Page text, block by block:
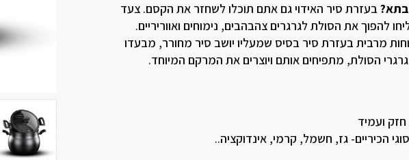
בעזרת סיר האידוי גם אתם תוכלו לשחזר את הקסם. צעד
להפוך את הסולת לגרגרים צהבהבים, נימוחים ואווריריים.
מרבית בעזרת סיר בסיס שמעליו יושב סיר מחורר, מבעדו
הסולת, מתפיחים אותם ויוצרים את המרקם המיוחד.
הכיריים- גז, חשמל, קרמי, אינדוקציה..